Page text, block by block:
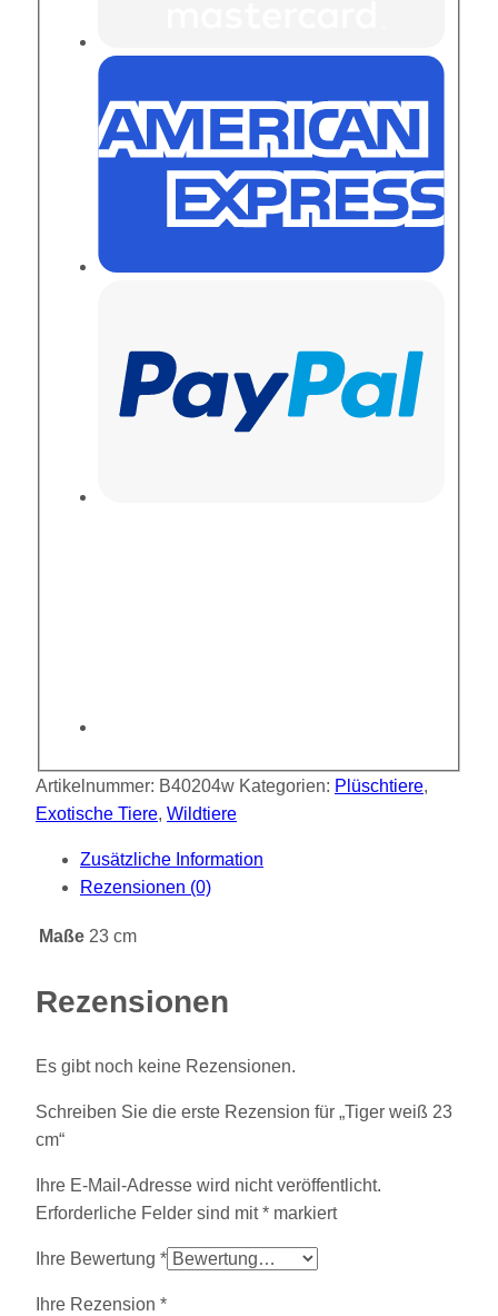
Artikelnummer: B40204w Kategorien: Plüschtiere,
Exotische Tiere, Wildtiere
Zusätzliche Information
Rezensionen (0)
Maße 23 cm
Rezensionen
Es gibt noch keine Rezensionen.
Schreiben Sie die erste Rezension für „Tiger weiß 23
cm“
Ihre E-Mail-Adresse wird nicht veröffentlicht.
Erforderliche Felder sind mit* markiert
Ihre Bewertung *
Ihre Rezension *